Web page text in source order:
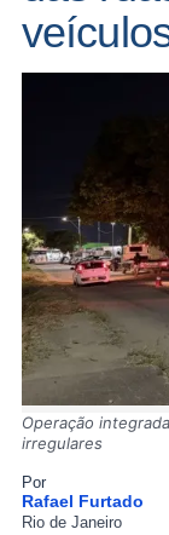
Operação
irregulares
Por
Rafael Furtado
Rio de Janeiro